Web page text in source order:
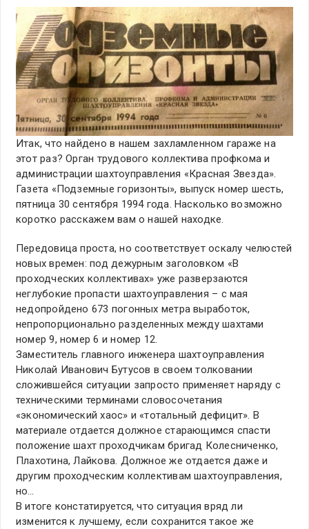
Итак, что найдено в нашем захламленном гараже на
этот раз? Орган трудового коллектива профкома и
администрации шахтоуправления «Красная Звезда».
Газета «Подземные горизонты», выпуск номер шесть,
пятница 30 сентября 1994 года. Насколько возможно
коротко расскажем вам о нашей находке.
Передовица проста, но соответствует оскалу челюстей
новых времен: под дежурным заголовком «В
проходческих коллективах» уже разверзаются
неглубокие пропасти шахтоуправления – с мая
недопройдено 673 погонных метра выработок,
непропорционально разделенных между шахтами
номер 9, номер 6 и номер 12.
Заместитель главного инженера шахтоуправления
Николай Иванович Бутусов в своем толковании
сложившейся ситуации запросто применяет наряду с
техническими терминами словосочетания
«экономический хаос» и «тотальный дефицит». В
материале отдается должное старающимся спасти
положение шахт проходчикам бригад Колесниченко,
Плахотина, Лайкова. Должное же отдается даже и
другим проходческим коллективам шахтоуправления,
но…
В итоге констатируется, что ситуация вряд ли
изменится к лучшему, если сохранится такое же